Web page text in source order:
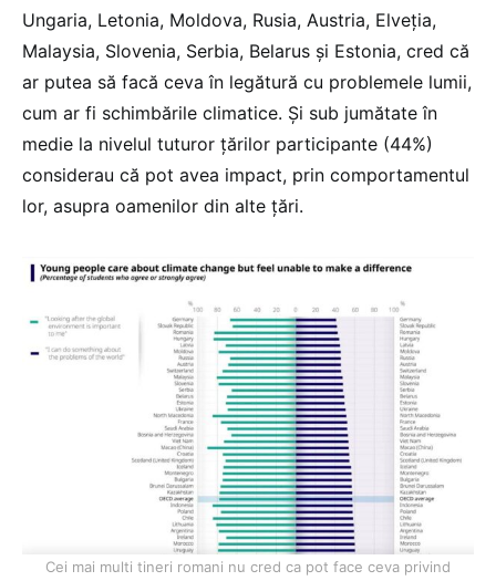
Ungaria, Letonia, Moldova, Rusia, Austria, Elveția,
Malaysia, Slovenia, Serbia, Belarus și Estonia, cred că
ar putea să facă ceva în legătură cu problemele lumii,
cum ar fi schimbările climatice. Și sub jumătate în
medie la nivelul tuturor țărilor participante (44%)
considerau că pot avea impact, prin comportamentul
lor, asupra oamenilor din alte țări.
Cei mai multi tineri romani nu cred ca pot face ceva privind